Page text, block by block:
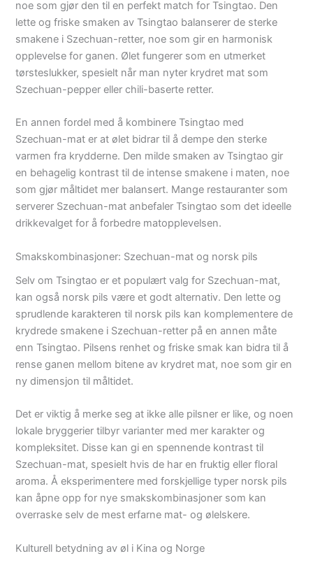
noe som gjør den til en perfekt match for Tsingtao. Den
lette og friske smaken av Tsingtao balanserer de sterke
smakene i Szechuan-retter, noe som gir en harmonisk
opplevelse for ganen. Ølet fungerer som en utmerket
tørsteslukker, spesielt når man nyter krydret mat som
Szechuan-pepper eller chili-baserte retter.
En annen fordel med å kombinere Tsingtao med
Szechuan-mat er at ølet bidrar til å dempe den sterke
varmen fra krydderne. Den milde smaken av Tsingtao gir
en behagelig kontrast til de intense smakene i maten, noe
som gjør måltidet mer balansert. Mange restauranter som
serverer Szechuan-mat anbefaler Tsingtao som det ideelle
drikkevalget for å forbedre matopplevelsen.
Smakskombinasjoner: Szechuan-mat og norsk pils
Selv om Tsingtao er et populært valg for Szechuan-mat,
kan også norsk pils være et godt alternativ. Den lette og
sprudlende karakteren til norsk pils kan komplementere de
krydrede smakene i Szechuan-retter på en annen måte
enn Tsingtao. Pilsens renhet og friske smak kan bidra til å
rense ganen mellom bitene av krydret mat, noe som gir en
ny dimensjon til måltidet.
Det er viktig å merke seg at ikke alle pilsner er like, og noen
lokale bryggerier tilbyr varianter med mer karakter og
kompleksitet. Disse kan gi en spennende kontrast til
Szechuan-mat, spesielt hvis de har en fruktig eller floral
aroma. Å eksperimentere med forskjellige typer norsk pils
kan åpne opp for nye smakskombinasjoner som kan
overraske selv de mest erfarne mat- og ølelskere.
Kulturell betydning av øl i Kina og Norge